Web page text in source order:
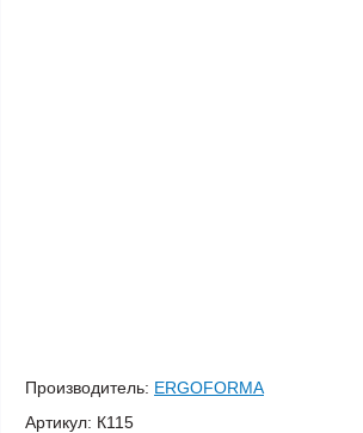
Производитель: ERGOFORMA
Артикул: К115